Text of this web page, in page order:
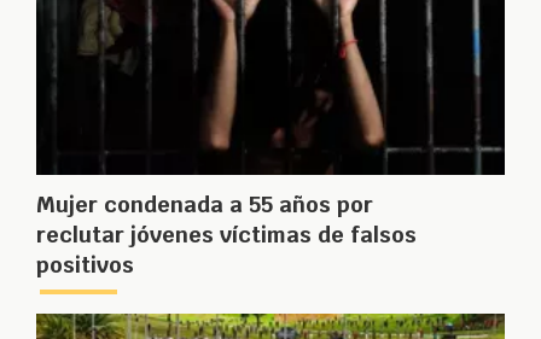
Mujer condenada a 55 años por
reclutar jóvenes víctimas de falsos
positivos